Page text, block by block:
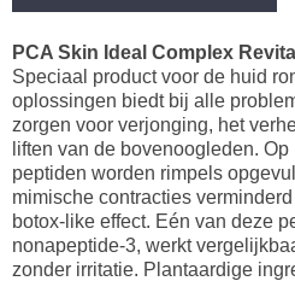
PCA Skin Ideal Complex
Speciaal product voor de huid
oplossingen biedt bij alle
zorgen voor verjonging, het
liften van de bovenoogleden.
peptiden worden rimpels
mimische contracties
botox-like effect. Eén van deze
nonapeptide-3, werkt
zonder irritatie. Plantaardige